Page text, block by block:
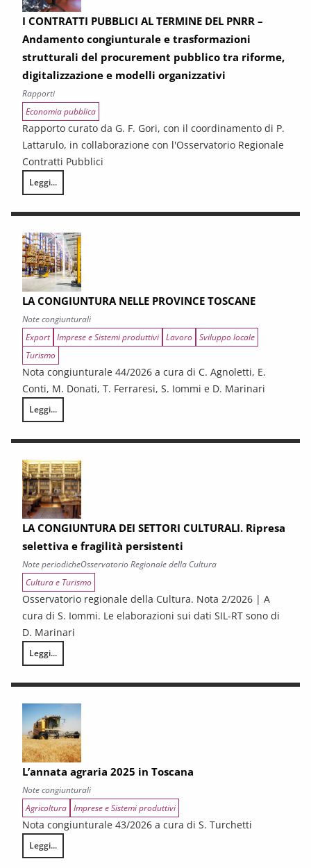
I CONTRATTI PUBBLICI AL TERMINE DEL PNRR –
Andamento congiunturale e trasformazioni
strutturali del procurement pubblico tra riforme,
digitalizzazione e modelli organizzativi
Rapporti
Economia pubblica
Rapporto curato da G. F. Gori, con il coordinamento di P.
Lattarulo, in collaborazione con l'Osservatorio Regionale
Contratti Pubblici
Leggi...
I CONTRATTI PUBBLICI AL TERMINE DEL PNRR – Andamento
LA CONGIUNTURA NELLE PROVINCE TOSCANE
Note congiunturali
Export Imprese e Sistemi produttivi Lavoro Sviluppo locale
Turismo
Nota congiunturale 44/2026 a cura di C. Agnoletti, E.
Conti, M. Donati, T. Ferraresi, S. Iommi e D. Marinari
Leggi...
LA CONGIUNTURA NELLE PROVINCE TOSCANE
LA CONGIUNTURA DEI SETTORI CULTURALI. Ripresa
selettiva e fragilità persistenti
Note periodicheOsservatorio Regionale della Cultura
Cultura e Turismo
Osservatorio regionale della Cultura. Nota 2/2026 | A
cura di S. Iommi. Le elaborazioni sui dati SIL-RT sono di
D. Marinari
Leggi...
LA CONGIUNTURA DEI SETTORI CULTURALI. Ripresa selettiva e
L’annata agraria 2025 in Toscana
Note congiunturali
Agricoltura Imprese e Sistemi produttivi
Nota congiunturale 43/2026 a cura di S. Turchetti
Leggi...
L’annata agraria 2025 in Toscana